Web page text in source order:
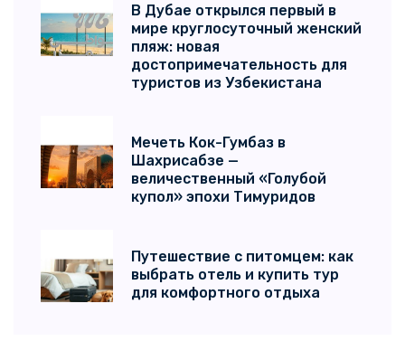
В Дубае открылся первый в
мире круглосуточный женский
пляж: новая
достопримечательность для
туристов из Узбекистана
Мечеть Кок-Гумбаз в
Шахрисабзе —
величественный «Голубой
купол» эпохи Тимуридов
Путешествие с питомцем: как
выбрать отель и купить тур
для комфортного отдыха